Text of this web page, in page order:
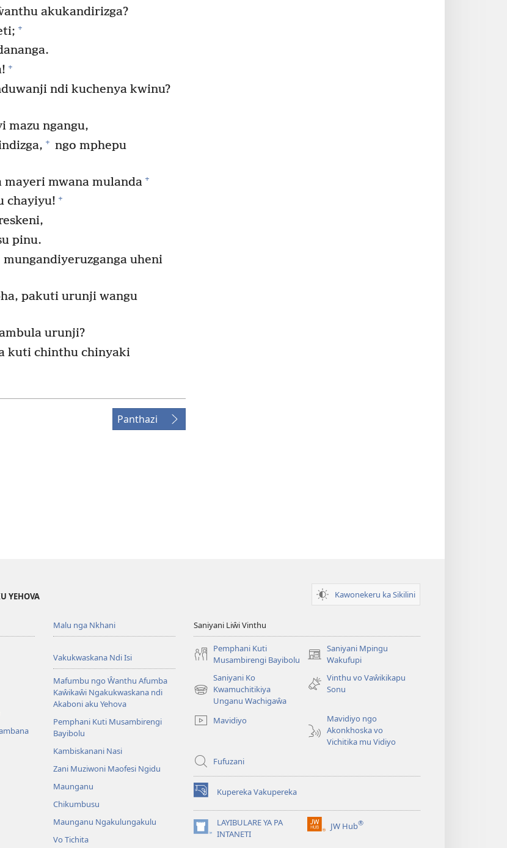
akukandirizga?
+
+
ndi kuchenya kwinu?
mazu ngangu,
+ ngo mphepu
mwana mulanda +
chayiyu! +
pinu.
uheni
pakuti urunji wangu
urunji?
kuti chinthu chinyaki
Panthazi
YEHOVA Kawonekeru ka Sikilini
Malu nga Nkhani
Vakukwaskana Ndi Isi
Mafumbu ngo Ŵanthu Afumba
Kaŵikaŵi Ngakukwaskana ndi
Akaboni aku Yehova
Pemphani Kuti Musambirengi
Bayibolu
Kambiskanani Nasi
Zani Muziwoni Maofesi Ngidu
Maunganu
Chikumbusu
Maunganu Ngakulungakulu
Vo Tichita
Saniyani Liŵi Vinthu
Pemphani Kuti
Musambirengi Bayibolu
Saniyani Mpingu
Wakufupi
(Lajula
Linyaki)
Saniyani Ko
Kwamuchitikiya
Unganu Wachigaŵa
(Lajula
Linyaki)
Vinthu vo Vaŵikikapu
Sonu
Mavidiyo
Mavidiyo ngo
Akonkhoska vo
Vichitika mu Vidiyo
Fufuzani
Kupereka Vakupereka
(Lajula
Peji
Linyaki)LAYIBULARE YA PA
INTANETI
(Lajula
JW Hub®
(Lajula